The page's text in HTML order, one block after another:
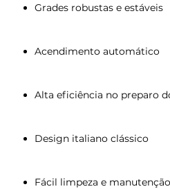
Grades robustas e estáveis
Acendimento automático
Alta eficiência no preparo
Design italiano clássico
Fácil limpeza e manutenção